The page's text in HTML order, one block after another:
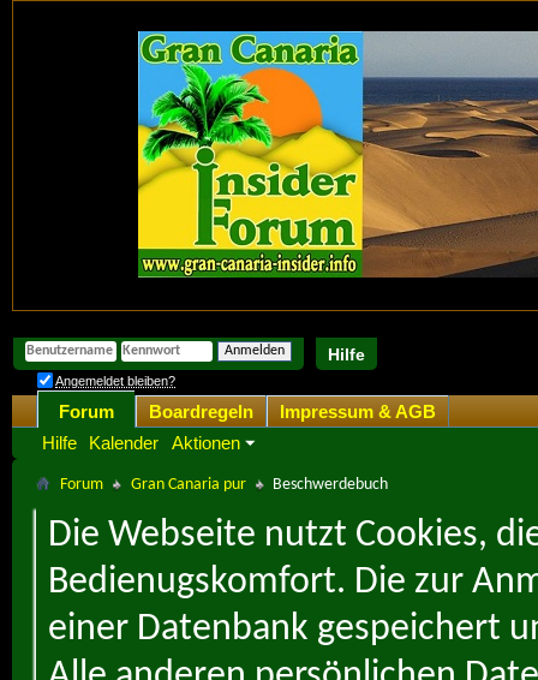
Hilfe
Angemeldet bleiben?
Forum
Hilfe
Kalender Aktionen
Boardregeln Impressum & AGB
Forum Gran Canaria pur Beschwerdebuch
Die Webseite nutzt Cookies,
Bedienugskomfort. Die zur
einer Datenbank gespeichert